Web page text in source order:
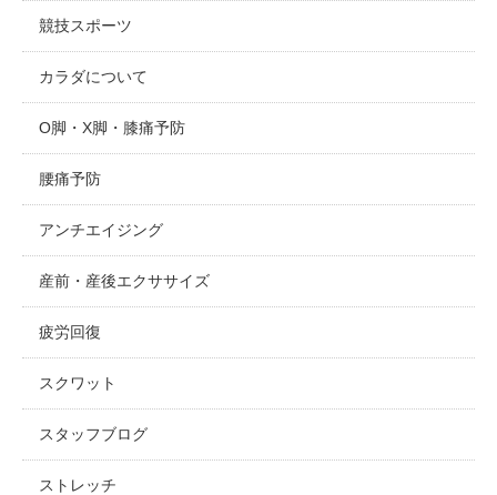
競技スポーツ
カラダについて
O脚・X脚・膝痛予防
腰痛予防
アンチエイジング
産前・産後エクササイズ
疲労回復
スクワット
スタッフブログ
ストレッチ